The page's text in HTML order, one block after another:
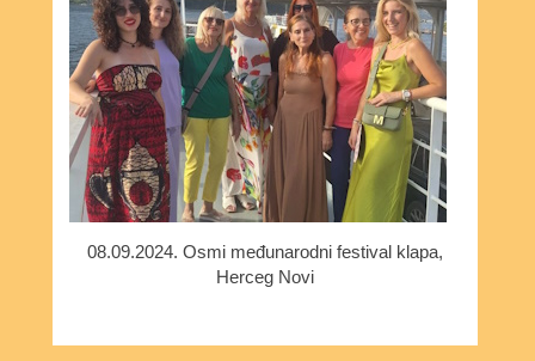
08.09.2024. Osmi međunarodni festival klapa,
Herceg Novi